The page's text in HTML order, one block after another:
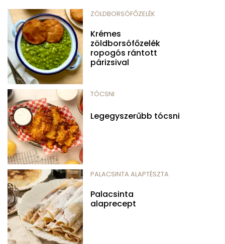
ZÖLDBORSÓFŐZELÉK
Krémes
zöldborsófőzelék
ropogós rántott
párizsival
TÓCSNI
Legegyszerűbb tócsni
PALACSINTA ALAPTÉSZTA
Palacsinta
alaprecept